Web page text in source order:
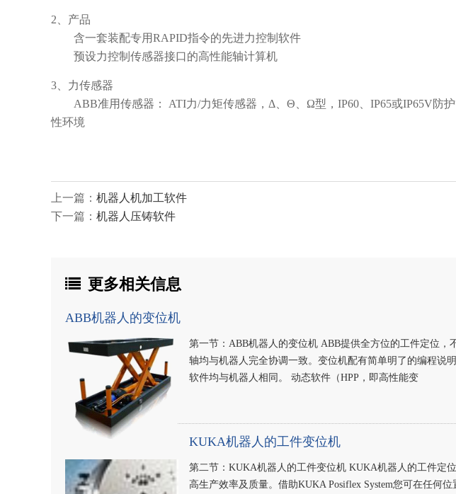
2、产品
含一套装配专用RAPID指令的先进力控制软件
预设力控制传感器接口的高性能轴计算机
3、力传感器
ABB准用传感器： ATI力/力矩传感器，Δ、Θ、Ω型，IP60、IP65或IP65V防
性环境
上一篇： 机器人机加工软件
下一篇： 机器人压铸软件
更多相关信息
ABB机器人的变位机
第一节：ABB机器人的变位机 ABB提供全方位的工件定位，
轴均与机器人完全协调一致。变位机配有简单明了的编程说
软件均与机器人相同。 动态软件（HPP，即高性能变
KUKA机器人的工件变位机
第二节：KUKA机器人的工件变位机 KUKA机器人的工件定
高生产效率及质量。借助KUKA Posiflex System您可在任何